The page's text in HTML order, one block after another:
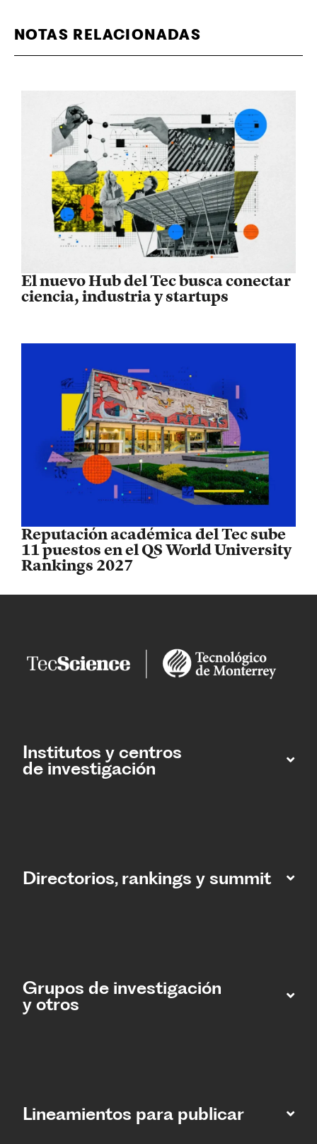
NOTAS RELACIONADAS
El nuevo Hub del Tec busca conectar
ciencia, industria y startups
Reputación académica del Tec sube
11 puestos en el QS World University
Rankings 2027
Institutos y centros
de investigación
Directorios, rankings y summit
Grupos de investigación
y otros
Lineamientos para publicar